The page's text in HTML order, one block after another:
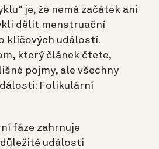
je, že nemá začátek ani
dělit menstruační
klíčových událostí.
který článek čtete,
pojmy, ale všechny
Folikulární
fáze zahrnuje
události